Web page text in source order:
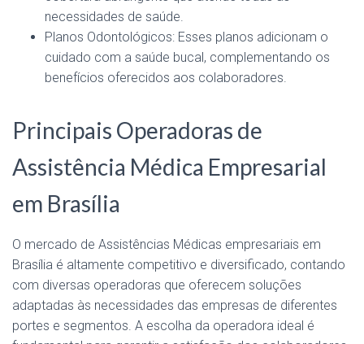
necessidades de saúde.
Planos Odontológicos: Esses planos adicionam o
cuidado com a saúde bucal, complementando os
benefícios oferecidos aos colaboradores.
Principais Operadoras de
Assistência Médica Empresarial
em Brasília
O mercado de Assistências Médicas empresariais em
Brasília é altamente competitivo e diversificado, contando
com diversas operadoras que oferecem soluções
adaptadas às necessidades das empresas de diferentes
portes e segmentos. A escolha da operadora ideal é